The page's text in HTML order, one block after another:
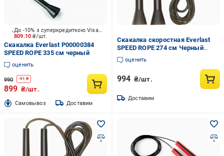
809.10₴/шт.
До -10% з суперкредиткою Visa Вигода
Скакалка Everlast P00000384
SPEED ROPE 335 см черный
оценить
990 -91 ₴
899 ₴/шт.
Cамовывоз Доставим
Скакалка скоростная Everlast
SPEED ROPE 274 см Черный
(P00000383)
оценить
994 ₴/шт.
Доставим